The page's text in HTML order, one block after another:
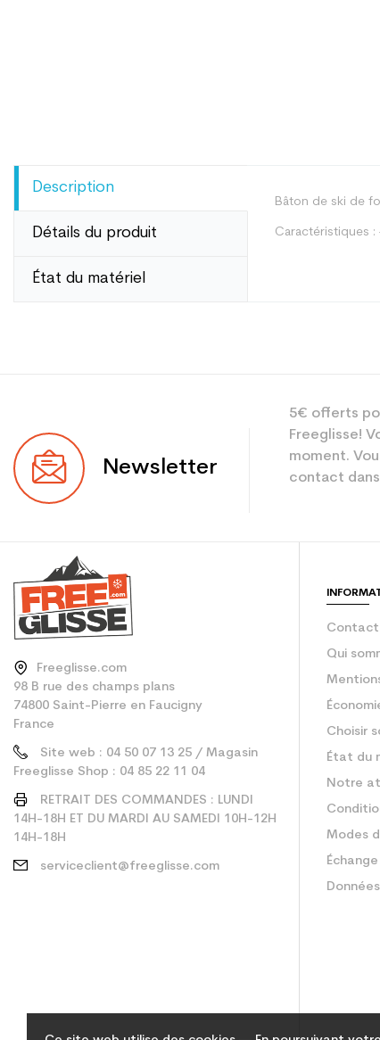
Description
Détails du produit
État du matériel
Bâton de ski de
Caractéristiques
Niveau
Type de produit
Newsletter
5€ offerts
Freeglisse!
moment.
contact
Freeglisse.com
98 B rue des champs plans
74800 Saint-Pierre en Faucigny
France
Site web : 04 50 07 13 25 / Magasin
Freeglisse Shop : 04 85 22 11 04
RETRAIT DES COMMANDES : LUNDI
14H-18H ET DU MARDI AU SAMEDI 10H-12H
14H-18H
serviceclient@freeglisse.com
Contact
Qui
Choisir
État du
Notre
Modes